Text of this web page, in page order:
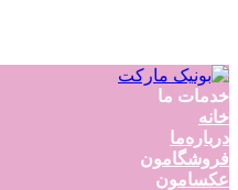
خدمات ما
خانه
درباره‌ما
فروشگامون
عکسامون